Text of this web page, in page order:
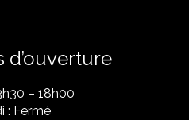
d’ouverture
– 18h00
: Fermé